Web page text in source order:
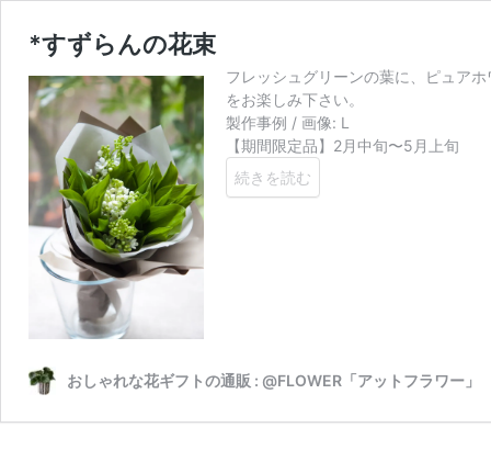
*すずらんの花束
フレッシュグリーンの葉に、ピュア
をお楽しみ下さい。
製作事例 / 画像: L
【期間限定品】2月中旬〜5月上旬
続きを読む
おしゃれな花ギフトの通販 : @FLOWER「アットフラワー」